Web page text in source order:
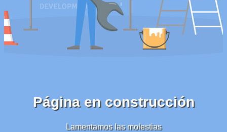
Página en construcción
Lamentamos las molestias